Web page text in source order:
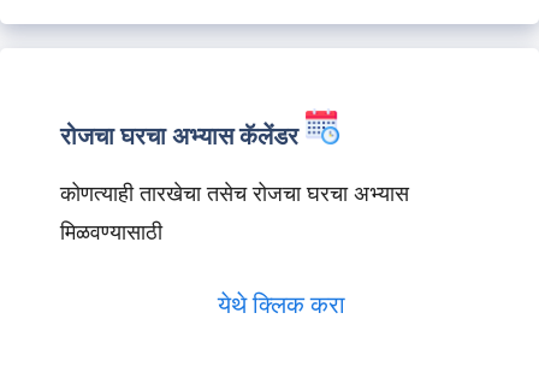
रोजचा घरचा अभ्यास कॅलेंडर
कोणत्याही तारखेचा तसेच रोजचा घरचा अभ्यास
मिळवण्यासाठी
येथे क्लिक करा